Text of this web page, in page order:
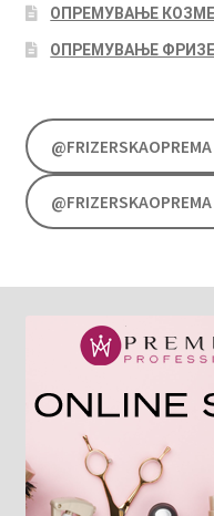
ОПРЕМУВАЊЕ
ОПРЕМУВАЊЕ